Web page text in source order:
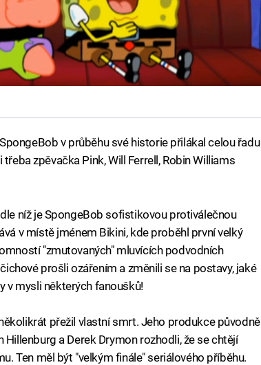
v průběhu své historie přilákal celou řadu
zpěvačka Pink, Will Ferrell, Robin Williams
níž je SpongeBob sofistikovou protiválečnou
v místě jménem Bikini, kde proběhl první velký
"zmutovaných" mluvících podvodních
prošli ozářením a změnili se na postavy, jaké
v mysli některých fanoušků!
přežil vlastní smrt. Jeho produkce původně
a Derek Drymon rozhodli, že se chtějí
Ten měl být "velkým finále" seriálového příběhu.